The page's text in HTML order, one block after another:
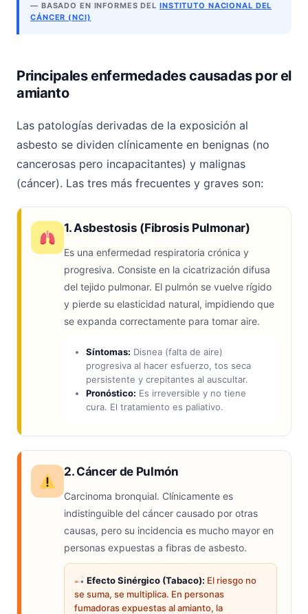
— BASADO EN INFORMES DELINSTITUTO NACIONAL DEL
CÁNCER (NCI)
Principales enfermedades causadas por el
amianto
Las patologías derivadas de la exposición al
asbesto se dividen clínicamente en benignas (no
cancerosas pero incapacitantes) y malignas
(cáncer). Las tres más frecuentes y graves son:
1. Asbestosis (Fibrosis Pulmonar)
Es una enfermedad respiratoria crónica y
progresiva. Consiste en la cicatrización difusa
del tejido pulmonar. El pulmón se vuelve rígido
y pierde su elasticidad natural, impidiendo que
se expanda correctamente para tomar aire.
Síntomas: Disnea (falta de aire)
progresiva al hacer esfuerzo, tos seca
persistente y crepitantes al auscultar.
Pronóstico: Es irreversible y no tiene
cura. El tratamiento es paliativo.
2. Cáncer de Pulmón
Carcinoma bronquial. Clínicamente es
indistinguible del cáncer causado por otras
causas, pero su incidencia es mucho mayor en
personas expuestas a fibras de asbesto.
Efecto Sinérgico (Tabaco): El riesgo no
se suma, se multiplica. En personas
fumadoras expuestas al amianto, la